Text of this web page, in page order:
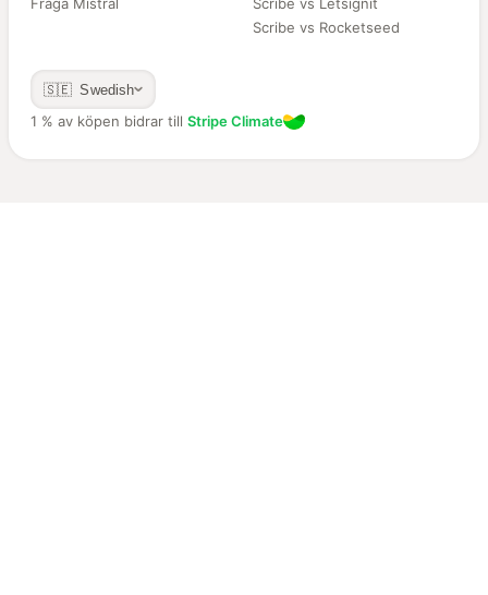
Scribe vs Rocketseed
🇸🇪 Swedish
1 % av köpen bidrar till Stripe Climate